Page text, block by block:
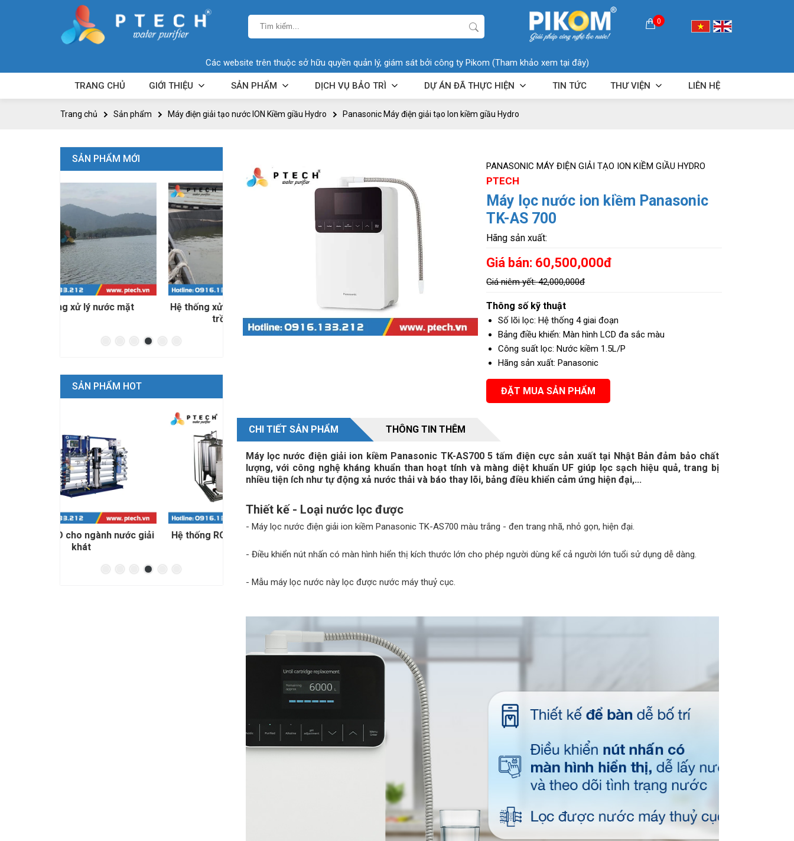
0
Các website trên thuộc sở hữu quyền quản lý, giám sát bởi công ty Pikom (Tham khảo xem tại đây)
TRANG CHỦ GIỚI THIỆU SẢN PHẨM DỊCH VỤ BẢO TRÌ DỰ ÁN ĐÃ THỰC HIỆN TIN TỨC THƯ VIỆN LIÊN HỆ
Trang chủ Sản phẩm Máy điện giải tạo nước ION Kiềm giầu Hydro Panasonic Máy điện giải tạo Ion kiềm giầu Hydro
PANASONIC MÁY ĐIỆN GIẢI TẠO ION KIỀM GIẦU HYDRO
PTECH
Máy lọc nước ion kiềm Panasonic
TK-AS 700
Hãng sản xuất:
Giá bán: 60,500,000đ
Giá niêm yết:42,000,000đ
Thông số kỹ thuật
Số lõi lọc: Hệ thống 4 giai đoạn
Bảng điều khiển: Màn hình LCD đa sắc màu
Công suất lọc: Nước kiềm 1.5L/P
Hãng sản xuất: Panasonic
ĐẶT MUA SẢN PHẨM
CHI TIẾT SẢN PHẨM THÔNG TIN THÊM
Máy lọc nước điện giải ion kiềm Panasonic TK-AS700 5 tấm điện cực sản xuất tại Nhật Bản đảm bảo chất
lượng, với công nghệ kháng khuẩn than hoạt tính và màng diệt khuẩn UF giúp lọc sạch hiệu quả, trang bị
nhiều tiện ích như tự động xả nước thải và báo thay lõi, bảng điều khiển cảm ứng hiện đại,...
Thiết kế - Loại nước lọc được
- Máy lọc nước điện giải ion kiềm Panasonic TK-AS700 màu trắng - đen trang nhã, nhỏ gọn, hiện đại.
- Điều khiển nút nhấn có màn hình hiển thị kích thước lớn cho phép người dùng kể cả người lớn tuổi sử dụng dễ dàng.
- Mẫu máy lọc nước này lọc được nước máy thuỷ cục.
SẢN PHẨM MỚI
Hệ thống xử lý nước biển cho nuôi
Nước giếng khoan, nước ngầm Nước nhiễm mặn hay nước lợ
SẢN PHẨM HOT
Hệ thống RO cho đóng bình đóng
Hệ thống RO cho ngành thực
Công suất RO từ 10m3-100m3 Xử lý nước RO cho Công Nghiệp